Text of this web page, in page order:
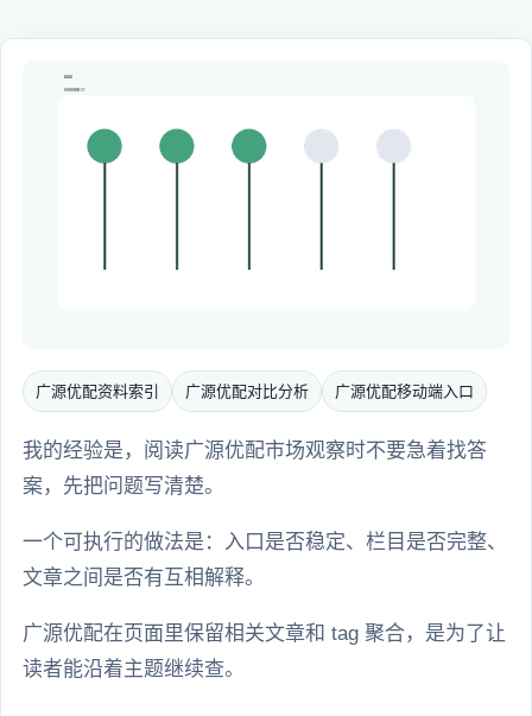
广源优配资料索引 广源优配对比分析 广源优配移动端入口
我的经验是，阅读广源优配市场观察时不要急着找答
案，先把问题写清楚。
一个可执行的做法是：入口是否稳定、栏目是否完整、
文章之间是否有互相解释。
广源优配在页面里保留相关文章和 tag 聚合，是为了让
读者能沿着主题继续查。